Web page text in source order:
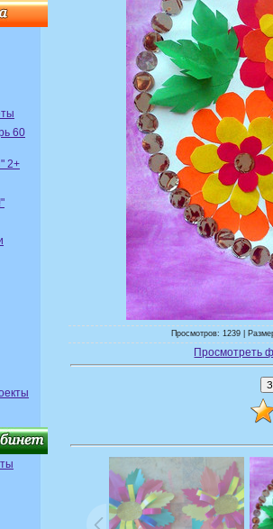
60
2+
Просмотров: 1239 |
Просмотреть